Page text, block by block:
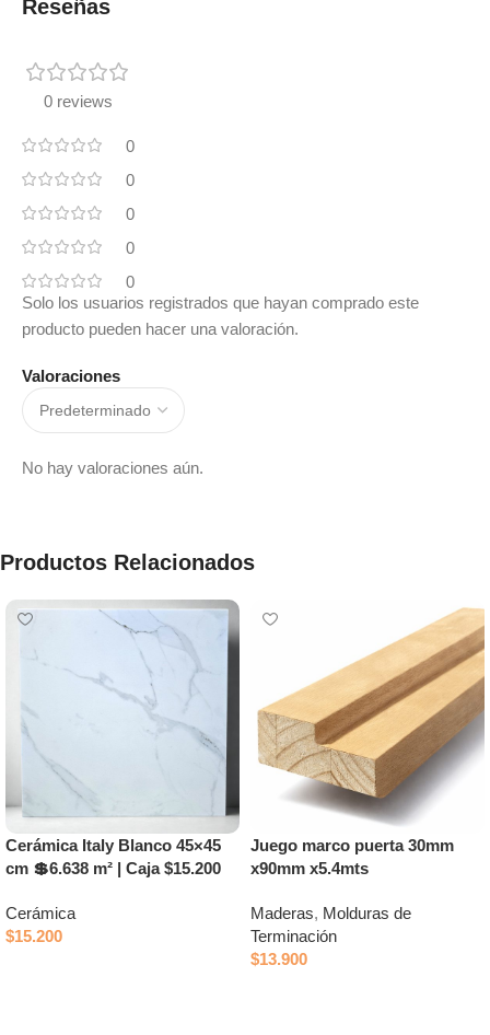
Reseñas
0 reviews
0
0
0
0
0
Valoraciones
No hay valoraciones aún.
Solo los usuarios registrados que hayan comprado este
producto pueden hacer una valoración.
Productos Relacionados
Cerámica Italy Blanco 45×45
cm 💲6.638 m² | Caja $15.200
Cerámica
$15.200
Juego marco puerta 30mm
x90mm x5.4mts
Maderas, Molduras de
Terminación
$13.900